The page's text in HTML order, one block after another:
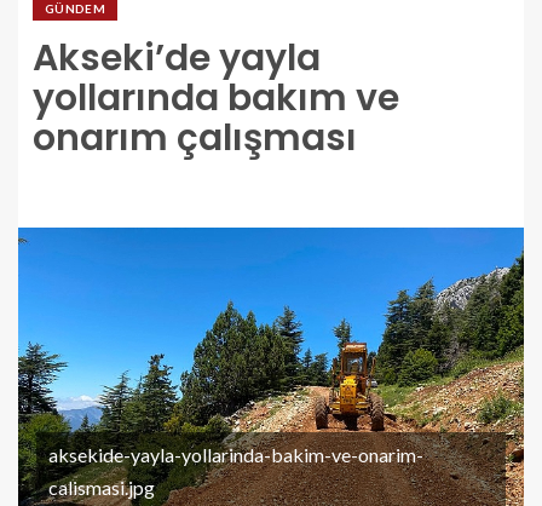
GÜNDEM
Akseki’de yayla
yollarında bakım ve
onarım çalışması
aksekide-yayla-yollarinda-bakim-ve-onarim-
calismasi.jpg